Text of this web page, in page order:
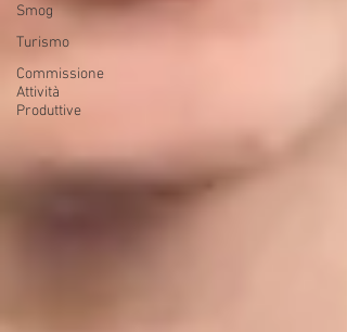
Smog
Turismo
Commissione
Attività
Produttive